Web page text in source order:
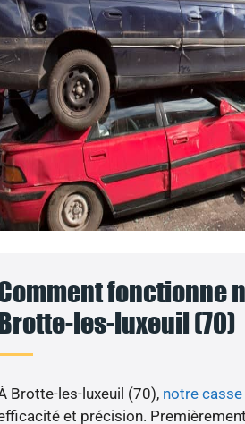
fonctionne
les-luxeuil (70)
Brotte-les-luxeuil (70), notre
et précision.